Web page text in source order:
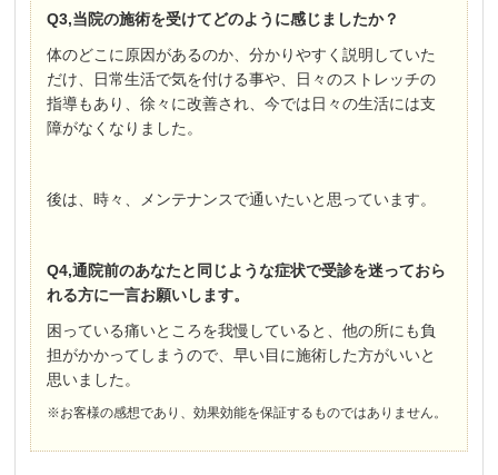
Q3,当院の施術を受けてどのように感じましたか？
体のどこに原因があるのか、分かりやすく説明していた
だけ、日常生活で気を付ける事や、日々のストレッチの
指導もあり、徐々に改善され、今では日々の生活には支
障がなくなりました。
後は、時々、メンテナンスで通いたいと思っています。
Q4,通院前のあなたと同じような症状で受診を迷っておら
れる方に一言お願いします。
困っている痛いところを我慢していると、他の所にも負
担がかかってしまうので、早い目に施術した方がいいと
思いました。
※お客様の感想であり、効果効能を保証するものではありません。